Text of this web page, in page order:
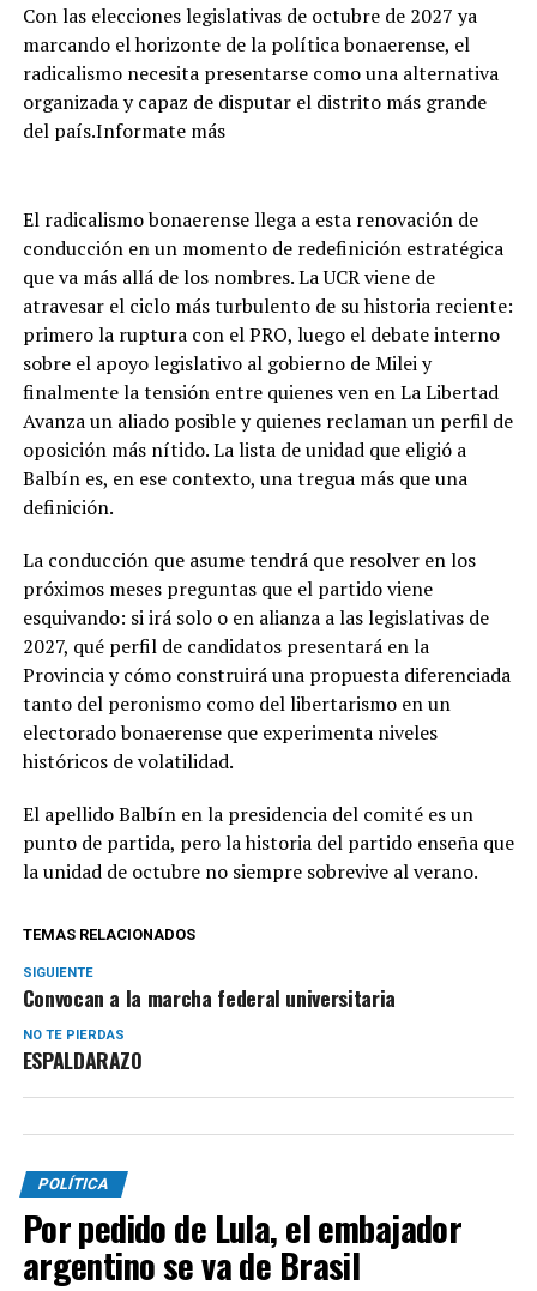
Con las elecciones legislativas de octubre de 2027 ya
marcando el horizonte de la política bonaerense, el
radicalismo necesita presentarse como una alternativa
organizada y capaz de disputar el distrito más grande
del país.Informate más
El radicalismo bonaerense llega a esta renovación de
conducción en un momento de redefinición estratégica
que va más allá de los nombres. La UCR viene de
atravesar el ciclo más turbulento de su historia reciente:
primero la ruptura con el PRO, luego el debate interno
sobre el apoyo legislativo al gobierno de Milei y
finalmente la tensión entre quienes ven en La Libertad
Avanza un aliado posible y quienes reclaman un perfil de
oposición más nítido. La lista de unidad que eligió a
Balbín es, en ese contexto, una tregua más que una
definición.
La conducción que asume tendrá que resolver en los
próximos meses preguntas que el partido viene
esquivando: si irá solo o en alianza a las legislativas de
2027, qué perfil de candidatos presentará en la
Provincia y cómo construirá una propuesta diferenciada
tanto del peronismo como del libertarismo en un
electorado bonaerense que experimenta niveles
históricos de volatilidad.
El apellido Balbín en la presidencia del comité es un
punto de partida, pero la historia del partido enseña que
la unidad de octubre no siempre sobrevive al verano.
TEMAS RELACIONADOS
SIGUIENTE
Convocan a la marcha federal universitaria
NO TE PIERDAS
ESPALDARAZO
POLÍTICA
Por pedido de Lula, el embajador
argentino se va de Brasil